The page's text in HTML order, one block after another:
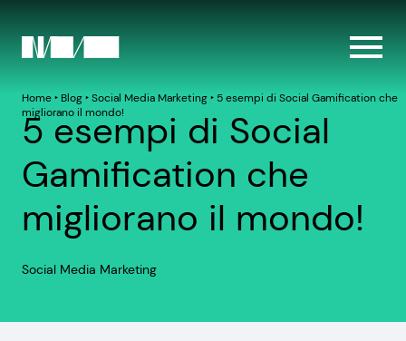
Home‣ Blog‣Social Media Marketing‣ 5 esempi di Social Gamification che
migliorano il mondo!
5 esempi di Social
Gamification che
migliorano il mondo!
Social Media Marketing